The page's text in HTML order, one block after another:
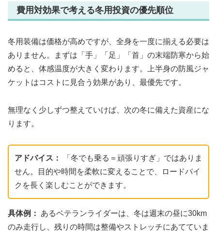
費用対効果で考える冬用投資の優先順位
冬用装備は価格が高めですが、全身を一度に揃える必要は
ありません。まずは「手」「足」「首」の末端防寒から始
めると、体感温度が大きく変わります。上半身の防風ジャ
ケットはコストに見合う効果があり、最優先です。
無理なく少しずつ整えていけば、次の冬に備えた資産にな
ります。
アドバイス：
「冬でも乗る＝頑張りすぎ」ではありま
せん。目的や時間を柔軟に変えることで、ロードバイ
クを長く楽しむことができます。
具体例：
あるベテランライダーは、冬は週末の昼に30km
のみ走行し、残りの時間は整備やストレッチにあてていま